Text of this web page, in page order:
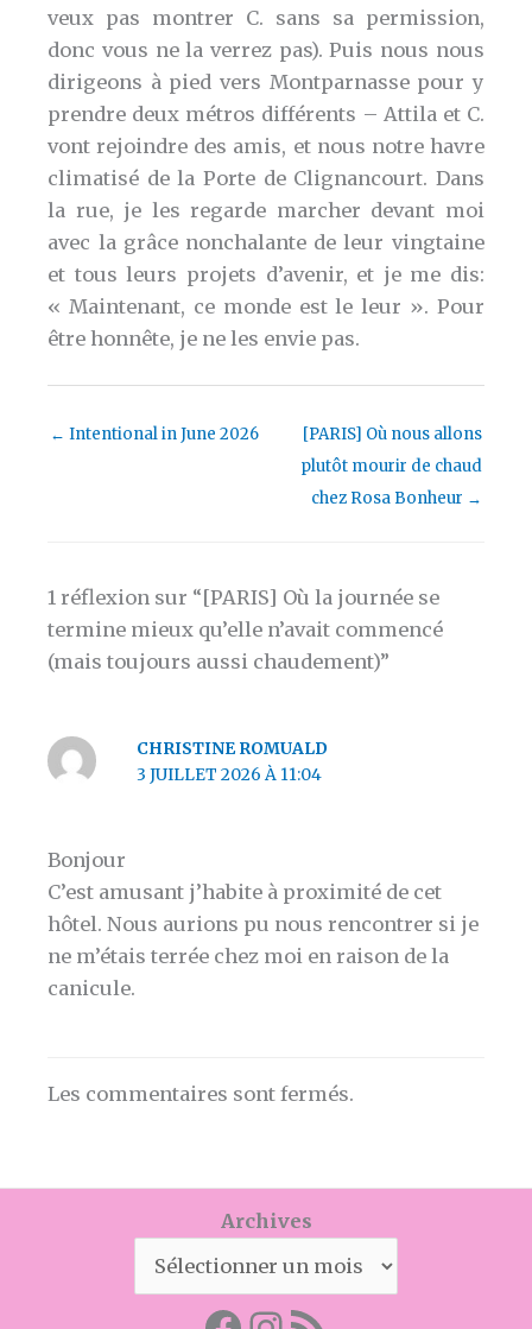
veux pas montrer C. sans sa permission,
donc vous ne la verrez pas). Puis nous nous
dirigeons à pied vers Montparnasse pour y
prendre deux métros différents – Attila et C.
vont rejoindre des amis, et nous notre havre
climatisé de la Porte de Clignancourt. Dans
la rue, je les regarde marcher devant moi
avec la grâce nonchalante de leur vingtaine
et tous leurs projets d’avenir, et je me dis:
« Maintenant, ce monde est le leur ». Pour
être honnête, je ne les envie pas.
← Intentional in June 2026
[PARIS] Où nous allons
plutôt mourir de chaud
chez Rosa Bonheur →
1 réflexion sur “[PARIS] Où la journée se
termine mieux qu’elle n’avait commencé
(mais toujours aussi chaudement)”
CHRISTINE ROMUALD
3 JUILLET 2026 À 11:04
Bonjour
C’est amusant j’habite à proximité de cet
hôtel. Nous aurions pu nous rencontrer si je
ne m’étais terrée chez moi en raison de la
canicule.
Les commentaires sont fermés.
Archives